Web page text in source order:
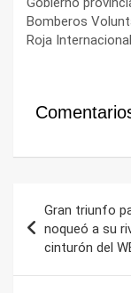
Bomberos
Roja
de
entradas
Gran triunfo
noqueó a su
cinturón del